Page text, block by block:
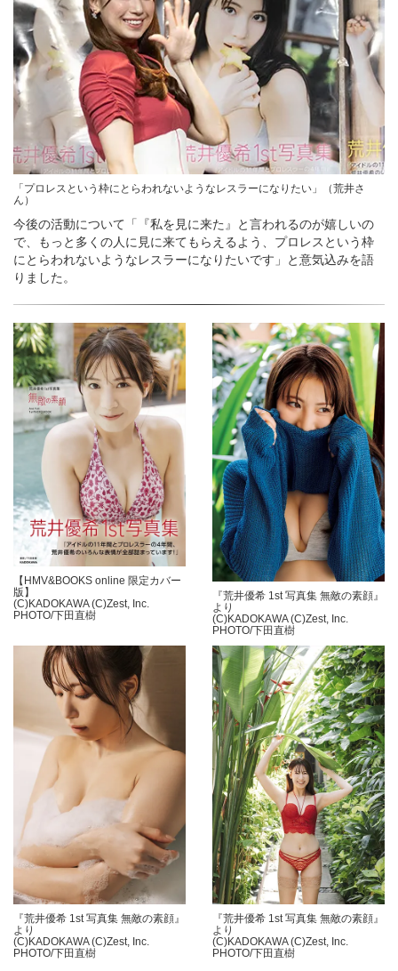
「プロレスという枠にとらわれないようなレスラーになりたい」（荒井さ
ん）
今後の活動について「『私を見に来た』と言われるのが嬉しいの
で、もっと多くの人に見に来てもらえるよう、プロレスという枠
にとらわれないようなレスラーになりたいです」と意気込みを語
りました。
【HMV&BOOKS online 限定カバー
版】
(C)KADOKAWA (C)Zest, Inc.
PHOTO/下田直樹
『荒井優希 1st 写真集 無敵の素顔』
より
(C)KADOKAWA (C)Zest, Inc.
PHOTO/下田直樹
『荒井優希 1st 写真集 無敵の素顔』
より
(C)KADOKAWA (C)Zest, Inc.
PHOTO/下田直樹
『荒井優希 1st 写真集 無敵の素顔』
より
(C)KADOKAWA (C)Zest, Inc.
PHOTO/下田直樹